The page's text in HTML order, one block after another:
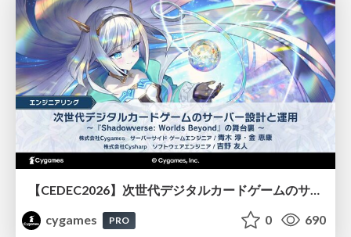
cygames
PRO 0 690